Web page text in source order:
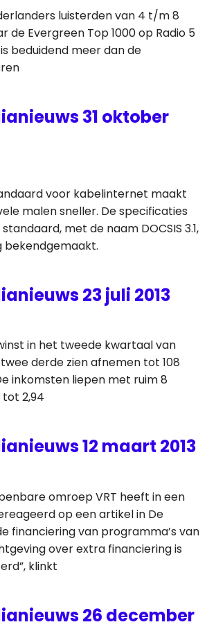
luisterden van 4 t/m 8
de Evergreen Top 1000 op Radio 5
beduidend meer dan de
31 oktober
voor kabelinternet maakt
malen sneller. De specificaties
met de naam DOCSIS 3.1,
bekendgemaakt.
23 juli 2013
in het tweede kwartaal van
derde zien afnemen tot 108
inkomsten liepen met ruim 8
2,94
12 maart 2013
omroep VRT heeft in een
op een artikel in De
financiering van programma’s van
over extra financiering is
klinkt
26 december